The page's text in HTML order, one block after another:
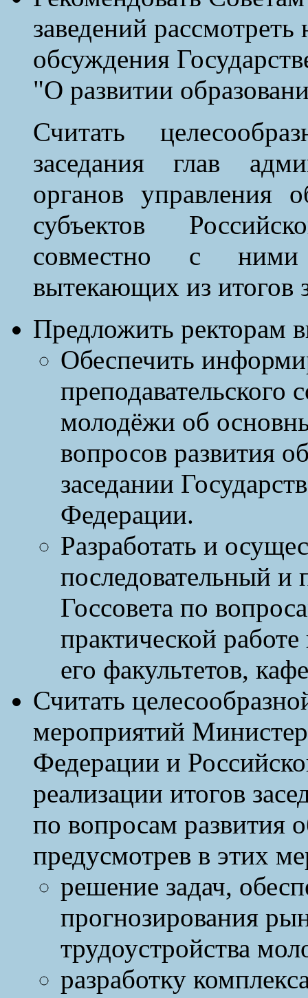
заведений
обсуждения
"О развитии
Считать
заседания глав
органов управления
субъектов
совместно с ними
вытекающих из итогов
Предложить ректорам
Обеспечить
преподавательского
молодёжи об
вопросов развития
заседании
Федерации.
Разработать и
последовательный и
Госсовета по
практической
его факультетов,
Считать
мероприятий
Федерации и
реализации итогов
по вопросам развития
предусмотрев в этих
решение задач,
прогнозирования
трудоустройства
разработку